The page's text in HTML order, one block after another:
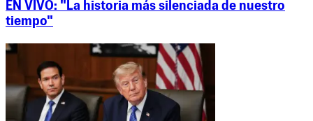
EN VIVO: "La historia más silenciada de nuestro
tiempo"